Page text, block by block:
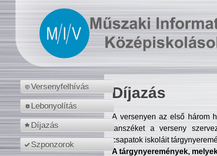
Versenyfelhívás
Lebonyolítás
Díjazás
Szponzorok
Díjazás
A versenyen az első három
tanszéket a verseny
csapatok iskoláit
A tárgynyeremények,